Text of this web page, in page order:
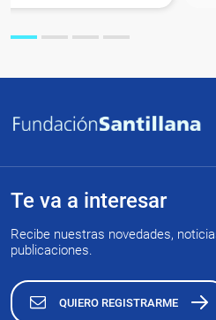
Te va a interesar
Recibe nuestras novedades,
publicaciones.
QUIERO REGISTRARME